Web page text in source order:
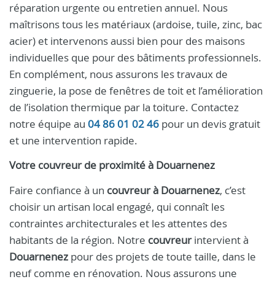
réparation urgente ou entretien annuel. Nous
maîtrisons tous les matériaux (ardoise, tuile, zinc, bac
acier) et intervenons aussi bien pour des maisons
individuelles que pour des bâtiments professionnels.
En complément, nous assurons les travaux de
zinguerie, la pose de fenêtres de toit et l’amélioration
de l’isolation thermique par la toiture. Contactez
notre équipe au 04 86 01 02 46 pour un devis gratuit
et une intervention rapide.
Votre couvreurde proximité à Douarnenez
Faire confiance à un couvreur à Douarnenez, c’est
choisir un artisan local engagé, qui connaît les
contraintes architecturales et les attentes des
habitants de la région. Notre couvreurintervient à
Douarnenez pour des projets de toute taille, dans le
neuf comme en rénovation. Nous assurons une